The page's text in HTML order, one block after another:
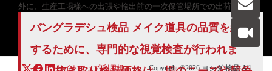
外に、生産工場様への出張や輸出前の一次保管場所での出荷
バングラデシュ検品 メイク道具の品質を維持
するために、専門的な視覚検査が行われま
お電話でのお問い合わせ
050-5840-2657
お問い合わせ
サイトマップ 利用規 Copyright ©2026ヨシダ 検品All